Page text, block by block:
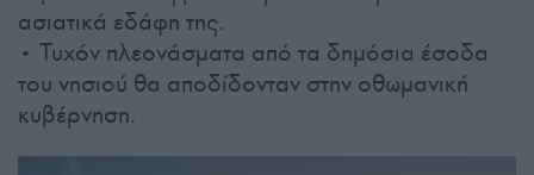
ασιατικά εδάφη της.
• Τυχόν πλεονάσματα από τα δημόσια έσοδα
του νησιού θα αποδίδονταν στην οθωμανική
κυβέρνηση.